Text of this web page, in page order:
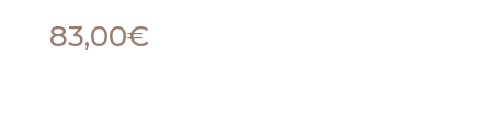
2016
-83,00€